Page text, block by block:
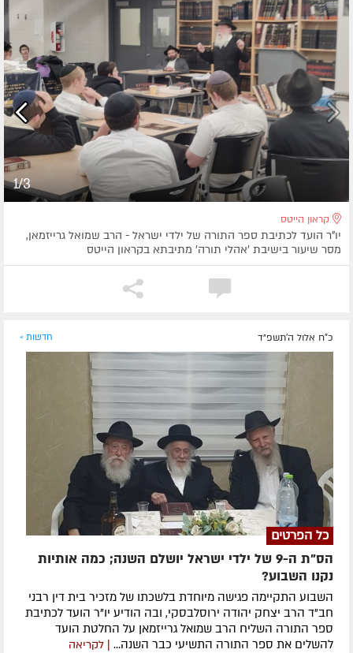
1/3
קראון הייטס
יו"ר הועד לכתיבת ספר התורה של ילדי ישראל - הרב שמואל גרייזמאן,
מסר שיעור בישיבת 'אהלי תורה' מתיבתא בקראון הייטס
כ"ח אלול ה׳תשפ״ד חדשות »
כל הפרטים
הס"ת ה-9 של ילדי ישראל יושלם השנה; כמה אותיות
נקנו השבוע?
השבוע התקיימה פגישה מיוחדת בלשכתו של מזכיר בית דין רבני
חב"ד הרב יצחק יהודה ירוסלבסקי, ובה הודיע יו"ר הועד לכתיבת
ספר התורה השליח הרב שמואל גרייזמאן על החלטת הועד
להשלים את ספר התורה התשיעי כבר השנה... | לקריאה